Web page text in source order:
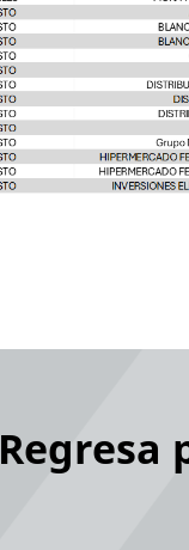
Regresa